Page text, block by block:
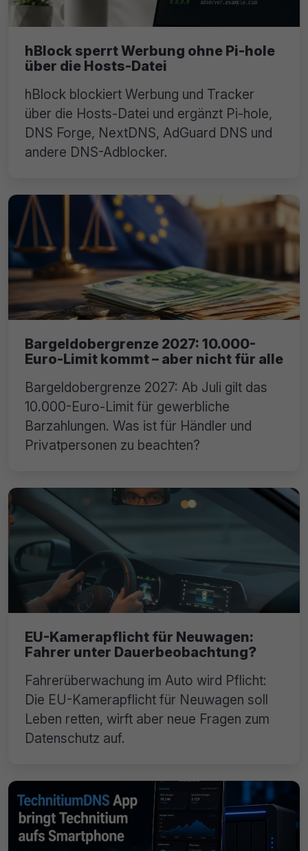
hBlock sperrt Werbung ohne Pi-hole
über die Hosts-Datei
hBlock blockiert Werbung und Tracker
über die Hosts-Datei und ergänzt Pi-hole,
DNS Forge, NextDNS, AdGuard DNS und
andere DNS-Adblocker.
Bargeldobergrenze 2027: 10.000-
Euro-Limit kommt – aber nicht für alle
Bargeldobergrenze 2027: Ab Juli gilt das
10.000-Euro-Limit für gewerbliche
Barzahlungen. Was ist für Händler und
Privatpersonen zu beachten?
EU-Kamerapflicht für Neuwagen:
Fahrer unter Dauerbeobachtung?
Fahrerüberwachung im Auto wird Pflicht:
Die EU-Kamerapflicht für Neuwagen soll
Leben retten, wirft aber neue Fragen zum
Datenschutz auf.